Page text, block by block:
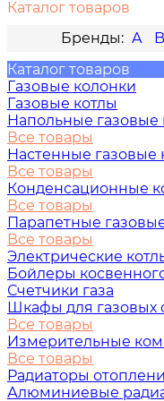
Каталог товаров
A
B
Каталог товаров
Газовые колонки
Газовые котлы
Напольные газовые
Все товары
Настенные газовые
Все товары
Конденсационные
Все товары
Парапетные
Все товары
Электрические
Бойлеры
Счетчики газа
Шкафы для газовых
Все товары
Измерительные
Все товары
Радиаторы
Алюминиевые